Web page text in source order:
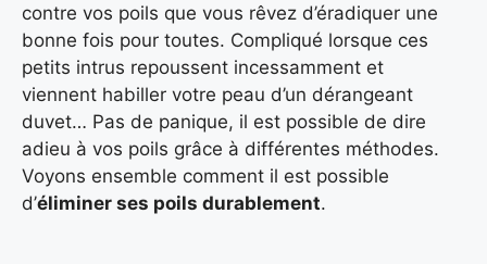
contre vos poils que vous rêvez d’éradiquer une
bonne fois pour toutes. Compliqué lorsque ces
petits intrus repoussent incessamment et
viennent habiller votre peau d’un dérangeant
duvet… Pas de panique, il est possible de dire
adieu à vos poils grâce à différentes méthodes.
Voyons ensemble comment il est possible
d’éliminer ses poils durablement.